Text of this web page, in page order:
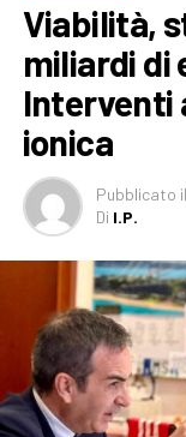
Viabilità,
miliardi di
Interventi
ionica
Pubblicato il
Di I.P.